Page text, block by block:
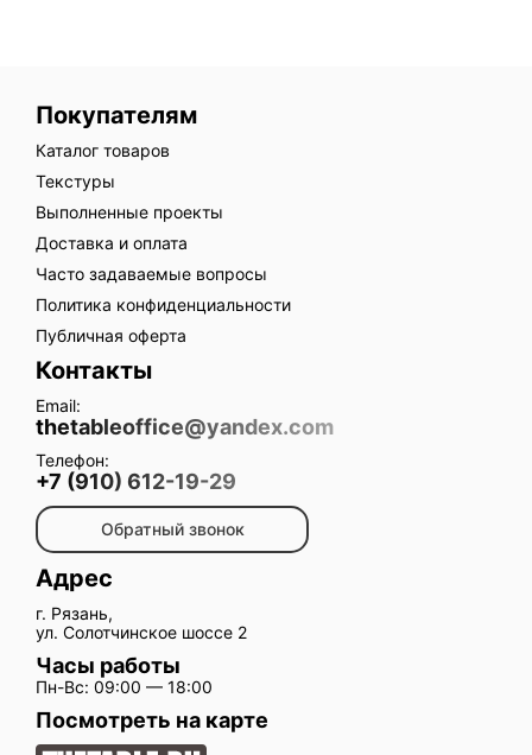
Покупателям
Каталог товаров
Текстуры
Выполненные проекты
Доставка и оплата
Часто задаваемые вопросы
Политика конфиденциальности
Публичная оферта
Контакты
Email:
thetableoffice@yandex.com
Телефон:
+7 (910) 612-19-29
Обратный звонок
Адрес
г. Рязань,
ул. Солотчинское шоссе 2
Часы работы
Пн-Вс: 09:00 — 18:00
Посмотреть на карте